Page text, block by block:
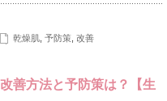
乾燥肌 予防策 改善
善方法と予防策は？【生